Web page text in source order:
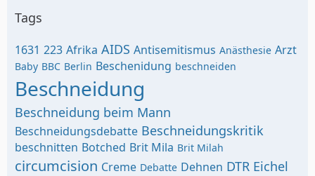
Tags
1631 223 Afrika AIDS Antisemitismus Anästhesie Arzt
Baby BBC Berlin Beschenidung beschneiden
Beschneidung
Beschneidung beim Mann
Beschneidungsdebatte Beschneidungskritik
beschnitten Botched Brit Mila Brit Milah
circumcision Creme Debatte Dehnen DTR Eichel